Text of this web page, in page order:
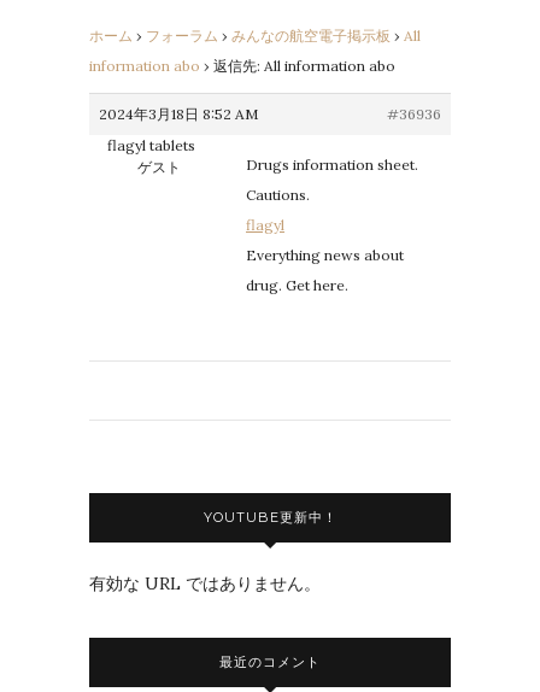
ホーム › フォーラム › みんなの航空電子掲示板 › All
information abo › 返信先: All information abo
2024年3月18日 8:52 AM
#36936
flagyl tablets
ゲスト
Drugs information sheet.
Cautions.
flagyl
Everything news about
drug. Get here.
YOUTUBE更新中！
有効な URL ではありません。
最近のコメント